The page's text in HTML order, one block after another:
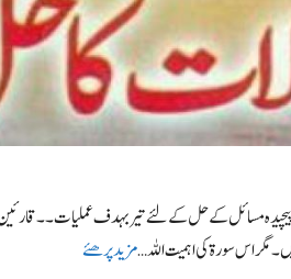
مسائل کے حل کے لئے تیر بہدف عملیات۔ ۔
مگر اس سورۃ کی اہمیت اللہ …مزید پرھئے